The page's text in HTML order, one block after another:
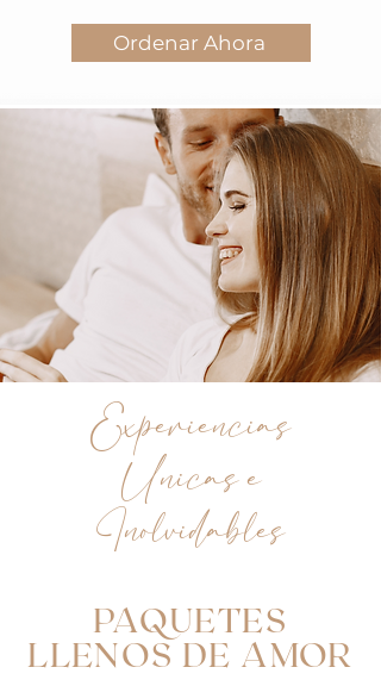
Ordenar Ahora
Experiencias
Unicas e
Inolvidables
PAQUETES
LLENOS DE AMOR